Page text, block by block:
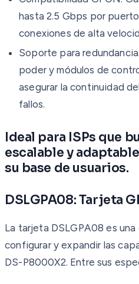
hasta 2.5 Gbps por
conexiones de alta
Soporte para
poder y módulos de
asegurar la continuidad
fallos.
Ideal para ISPs que
escalable y
su base de usuarios.
DSLGPA08: Tarjeta
La tarjeta DSLGPA08 es
configurar y expandir las
DS-P8000X2. Entre sus